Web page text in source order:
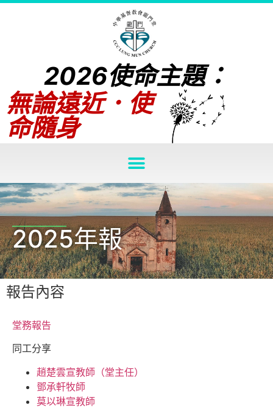
2026使命主題：
無論遠近．使
命隨身
2025年報
報告內容
堂務報告
同工分享
趙楚雲宣教師（堂主任）
鄧承軒牧師
莫以琳宣教師